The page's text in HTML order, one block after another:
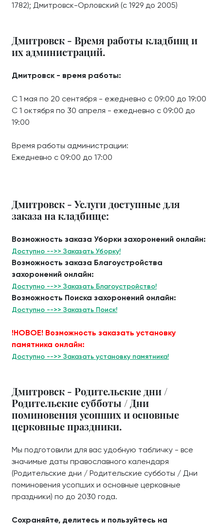
1782); Дмитровск-Орловский (с 1929 до 2005)
Дмитровск - Время работы кладбищ и
их администраций.
Дмитровск - время работы:
С 1 мая по 20 сентября - ежедневно с 09:00 до 19:00
С 1 октября по 30 апреля - ежедневно с 09:00 до
19:00
Время работы администрации:
Ежедневно с 09:00 до 17:00
Дмитровск - Услуги доступные для
заказа на кладбище:
Возможность заказа Уборки захоронений онлайн:
Доступно -->> Заказать Уборку!
Возможность заказа Благоустройства
захоронений онлайн:
Доступно -->> Заказать Благоустройство!
Возможность Поиска захоронений онлайн:
Доступно -->> Заказать Поиск!
!НОВОЕ! Возможность заказать установку
памятника онлайн:
Доступно -->> Заказать установку памятника!
Дмитровск - Родительские дни /
Родительские субботы / Дни
поминовения усопших и основные
церковные праздники.
Мы подготовили для вас удобную табличку - все
значимые даты православного календаря
(Родительские дни / Родительские субботы / Дни
поминовения усопших и основные церковные
праздники) по до 2030 года.
Сохраняйте, делитесь и пользуйтесь на